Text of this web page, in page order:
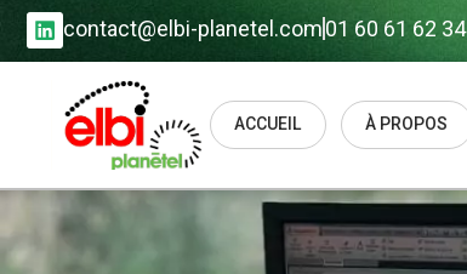
contact@elbi-planetel.com01 60 61 62 34
ACCUEIL À PROPOS